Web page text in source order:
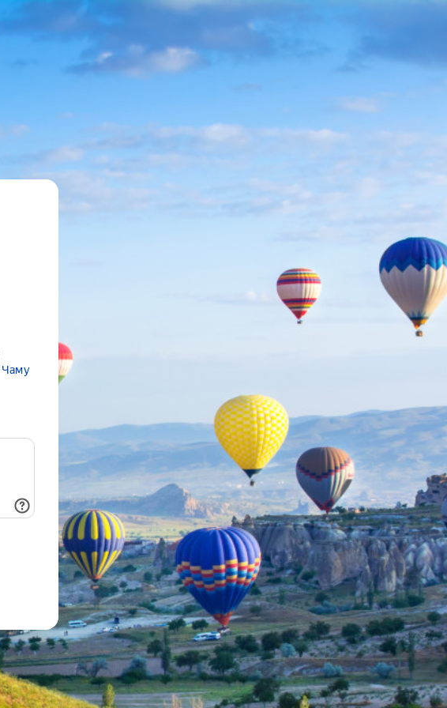
Чаму